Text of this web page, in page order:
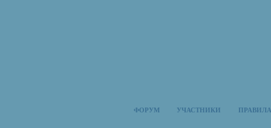
ФОРУМ УЧАСТНИКИ ПРАВИЛА